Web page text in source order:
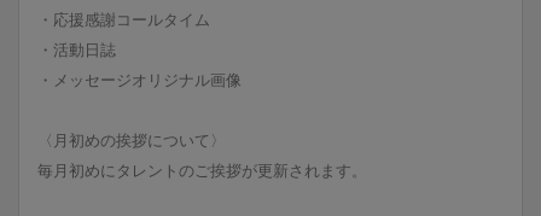
・応援感謝コールタイム
・活動日誌
・メッセージオリジナル画像
〈月初めの挨拶について〉
毎月初めにタレントのご挨拶が更新されます。